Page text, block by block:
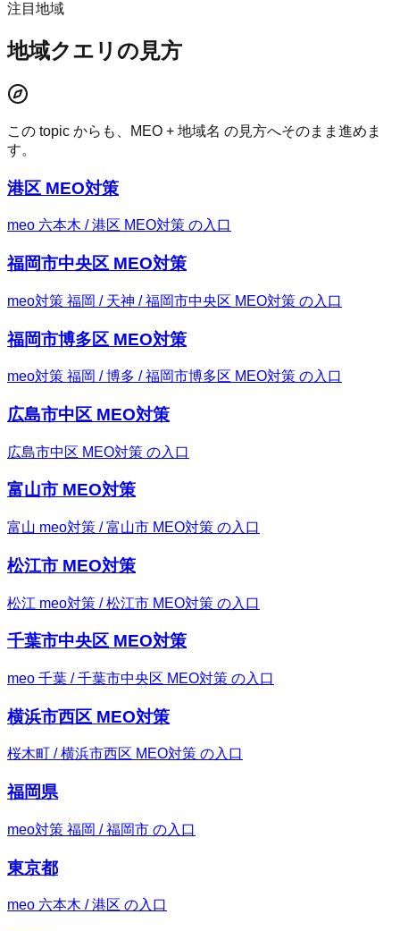
注目地域
地域クエリの見方
この topic からも、MEO + 地域名 の見方へそのまま進めま
す。
港区 MEO対策
meo 六本木 / 港区 MEO対策 の入口
福岡市中央区 MEO対策
meo対策 福岡 / 天神 / 福岡市中央区 MEO対策 の入口
福岡市博多区 MEO対策
meo対策 福岡 / 博多 / 福岡市博多区 MEO対策 の入口
広島市中区 MEO対策
広島市中区 MEO対策 の入口
富山市 MEO対策
富山 meo対策 / 富山市 MEO対策 の入口
松江市 MEO対策
松江 meo対策 / 松江市 MEO対策 の入口
千葉市中央区 MEO対策
meo 千葉 / 千葉市中央区 MEO対策 の入口
横浜市西区 MEO対策
桜木町 / 横浜市西区 MEO対策 の入口
福岡県
meo対策 福岡 / 福岡市 の入口
東京都
meo 六本木 / 港区 の入口